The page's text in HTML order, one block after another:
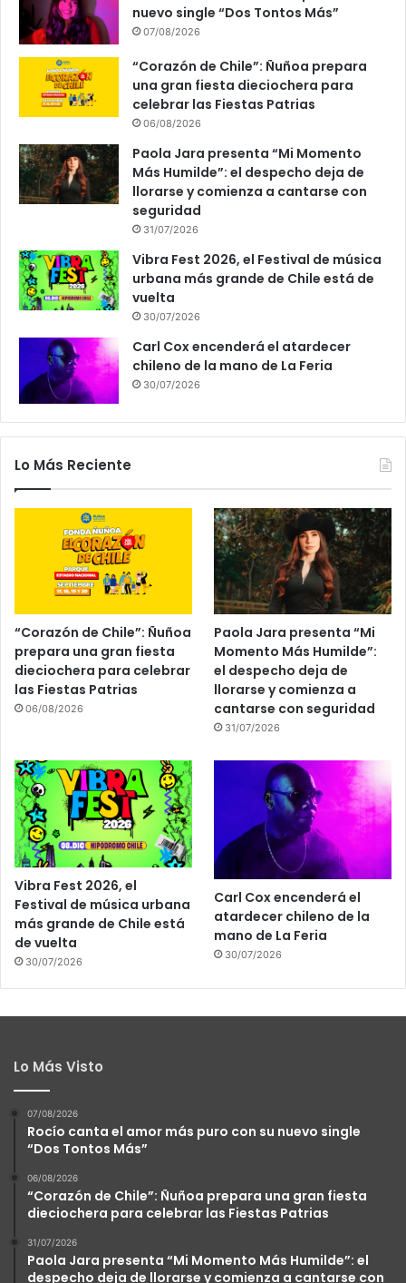
nuevo single “Dos Tontos Más”
07/08/2026
“Corazón de Chile”: Ñuñoa prepara
una gran fiesta dieciochera para
celebrar las Fiestas Patrias
06/08/2026
Paola Jara presenta “Mi Momento
Más Humilde”: el despecho deja de
llorarse y comienza a cantarse con
seguridad
31/07/2026
Vibra Fest 2026, el Festival de música
urbana más grande de Chile está de
vuelta
30/07/2026
Carl Cox encenderá el atardecer
chileno de la mano de La Feria
30/07/2026
Lo Más Reciente
“Corazón de Chile”: Ñuñoa
prepara una gran fiesta
dieciochera para celebrar
las Fiestas Patrias
06/08/2026
Paola Jara presenta “Mi
Momento Más Humilde”:
el despecho deja de
llorarse y comienza a
cantarse con seguridad
31/07/2026
Vibra Fest 2026, el
Festival de música urbana
más grande de Chile está
de vuelta
30/07/2026
Carl Cox encenderá el
atardecer chileno de la
mano de La Feria
30/07/2026
Lo Más Visto
07/08/2026
Rocío canta el amor más puro con su nuevo single
“Dos Tontos Más”
06/08/2026
“Corazón de Chile”: Ñuñoa prepara una gran fiesta
dieciochera para celebrar las Fiestas Patrias
31/07/2026
Paola Jara presenta “Mi Momento Más Humilde”: el
despecho deja de llorarse y comienza a cantarse con